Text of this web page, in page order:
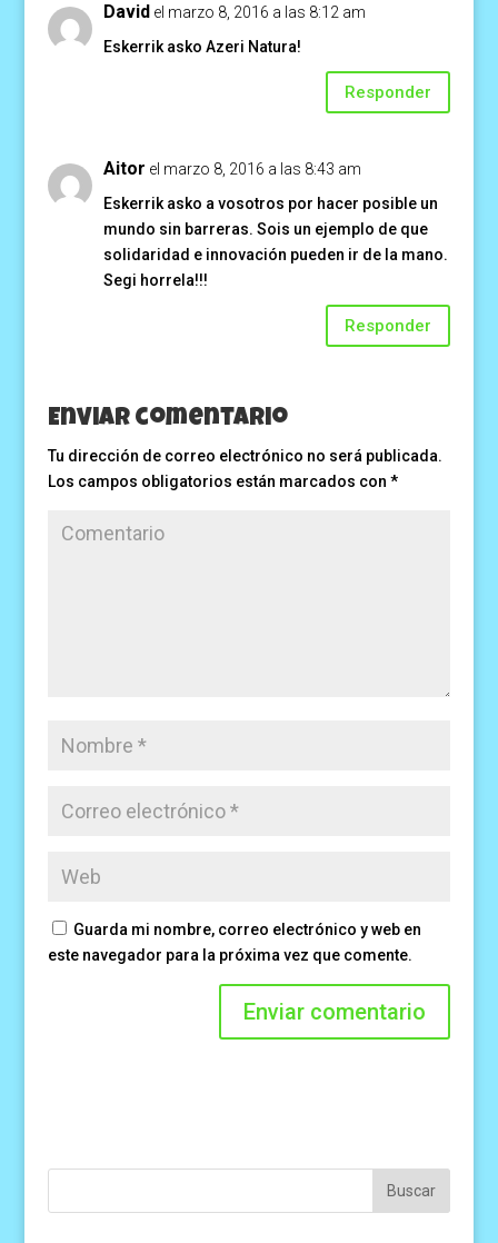
David el marzo 8, 2016 a las 8:12 am
Eskerrik asko Azeri Natura!
Responder
Aitor el marzo 8, 2016 a las 8:43 am
Eskerrik asko a vosotros por hacer posible un
mundo sin barreras. Sois un ejemplo de que
solidaridad e innovación pueden ir de la mano.
Segi horrela!!!
Responder
Enviar comentario
Tu dirección de correo electrónico no será publicada.
Los campos obligatorios están marcados con *
Guarda mi nombre, correo electrónico y web en
este navegador para la próxima vez que comente.